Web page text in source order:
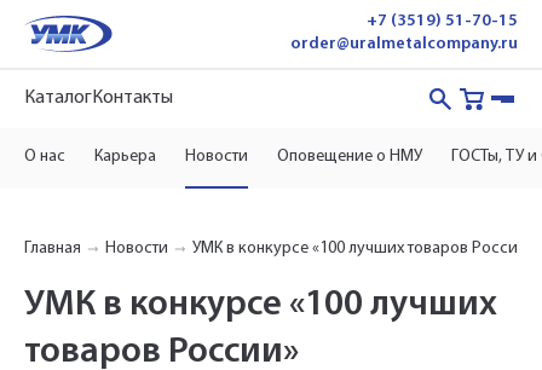
+7 (3519) 51-70-15
order@uralmetalcompany.ru
КаталогКонтакты
О нас Карьера Новости Оповещение о НМУ ГОСТы, ТУ и
Главная Новости УМК в конкурсе «100 лучших товаров России»
УМК в конкурсе «100 лучших
товаров России»